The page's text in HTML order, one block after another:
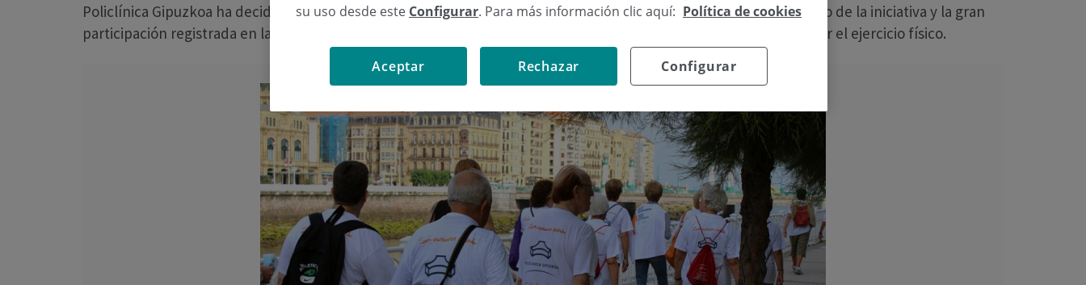
Policlínica Gipuzkoa ha decidido extender su actividad de paseos cardiosaludables durante todo el año, tras el éxito de la iniciativa y la gran
participación registrada en la actividad que pretende fomentar el ejercicio físico entre los más mayores y promover el ejercicio físico.
su uso desde este Configurar. Para más información clic aquí: Política de cookies
Configurar
Rechazar
Aceptar